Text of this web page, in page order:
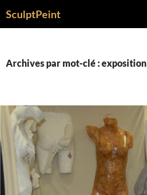
SculptPeint
Archives par mot-clé : exposition